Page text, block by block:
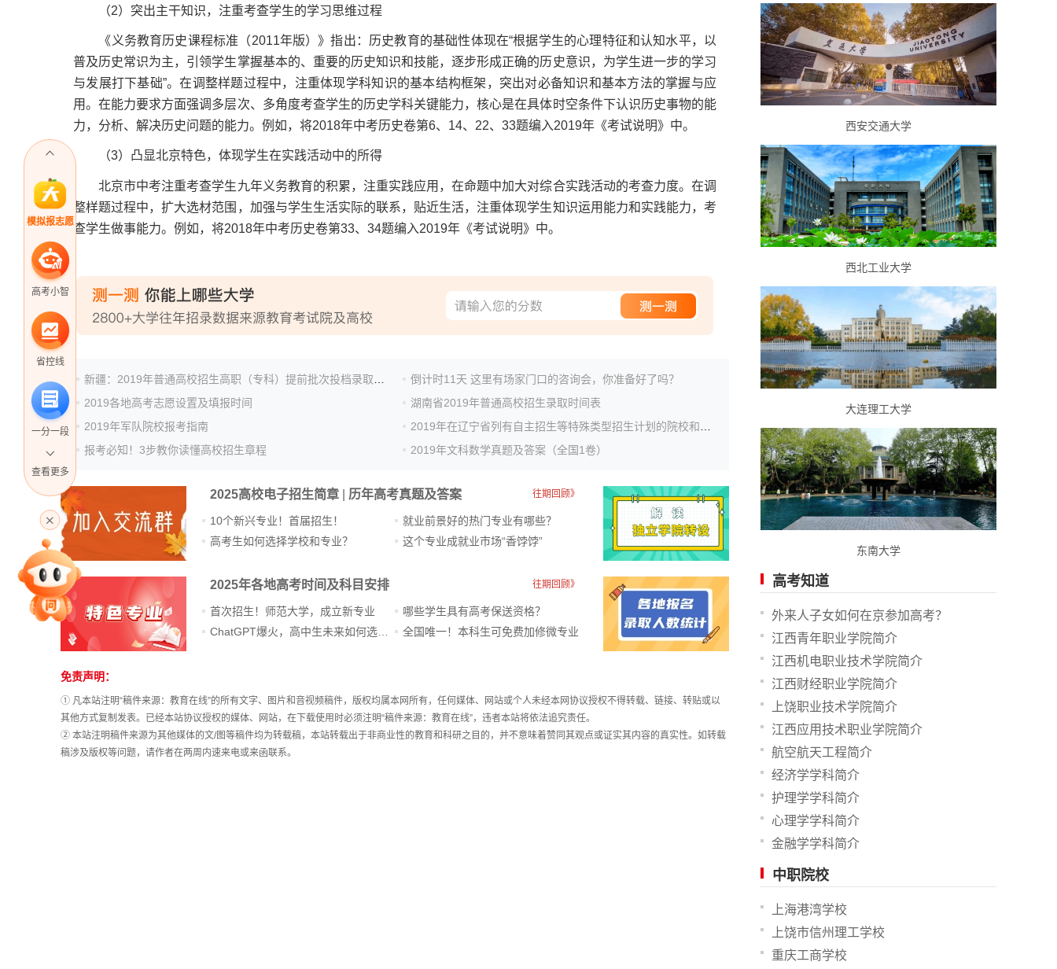
模拟报志愿
高考小智
省控线
一分一段
高考直播
专家指导课
院校排行
高考作文
查看更多
（2）突出主干知识，注重考查学生的学习思维过程
《义务教育历史课程标准（2011年版）》指出：历史教育的基础性体现在“根据学生的心理特征和认知水平，以
普及历史常识为主，引领学生掌握基本的、重要的历史知识和技能，逐步形成正确的历史意识，为学生进一步的学习
与发展打下基础”。在调整样题过程中，注重体现学科知识的基本结构框架，突出对必备知识和基本方法的掌握与应
用。在能力要求方面强调多层次、多角度考查学生的历史学科关键能力，核心是在具体时空条件下认识历史事物的能
力，分析、解决历史问题的能力。例如，将2018年中考历史卷第6、14、22、33题编入2019年《考试说明》中。
（3）凸显北京特色，体现学生在实践活动中的所得
北京市中考注重考查学生九年义务教育的积累，注重实践应用，在命题中加大对综合实践活动的考查力度。在调
整样题过程中，扩大选材范围，加强与学生生活实际的联系，贴近生活，注重体现学生知识运用能力和实践能力，考
查学生做事能力。例如，将2018年中考历史卷第33、34题编入2019年《考试说明》中。
倒计时11天 这里有场家门口的咨询会，你准备好了吗？
2019各地高考志愿设置及填报时间
湖南省2019年普通高校招生录取时间表
2019年军队院校报考指南
报考必知！3步教你读懂高校招生章程
2019年文科数学真题及答案（全国1卷）
2025高校电子招生简章 历年高考真题及答案 往期回顾》
10个新兴专业！首届招生！
高考生如何选择学校和专业？
就业前景好的热门专业有哪些？
这个专业成就业市场“香饽饽”​
2025年各地高考时间及科目安排 往期回顾》
首次招生！师范大学，成立新专业
哪些学生具有高考保送资格？
全国唯一！本科生可免费加修微专业
站
长
统
计
免责声明：
① 凡本站注明“稿件来源：教育在线”的所有文字、图片和音视频稿件，版权均属本网所有，任何媒体、网站或个人未经本网协议授权不得转载、链接、转贴或以
其他方式复制发表。已经本站协议授权的媒体、网站，在下载使用时必须注明“稿件来源：教育在线”，违者本站将依法追究责任。
② 本站注明稿件来源为其他媒体的文/图等稿件均为转载稿，本站转载出于非商业性的教育和科研之目的，并不意味着赞同其观点或证实其内容的真实性。如转载
稿涉及版权等问题，请作者在两周内速来电或来函联系。
西安交通大学
西北工业大学
大连理工大学
东南大学
高考知道
外来人子女如何在京参加高考？
江西青年职业学院简介
江西机电职业技术学院简介
江西财经职业学院简介
上饶职业技术学院简介
江西应用技术职业学院简介
航空航天工程简介
经济学学科简介
护理学学科简介
心理学学科简介
金融学学科简介
中职院校
上海港湾学校
上饶市信州理工学校
重庆工商学校